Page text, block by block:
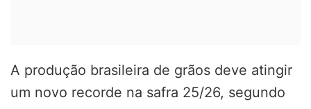
A produção brasileira de grãos deve atingir
um novo recorde na safra 25/26, segundo